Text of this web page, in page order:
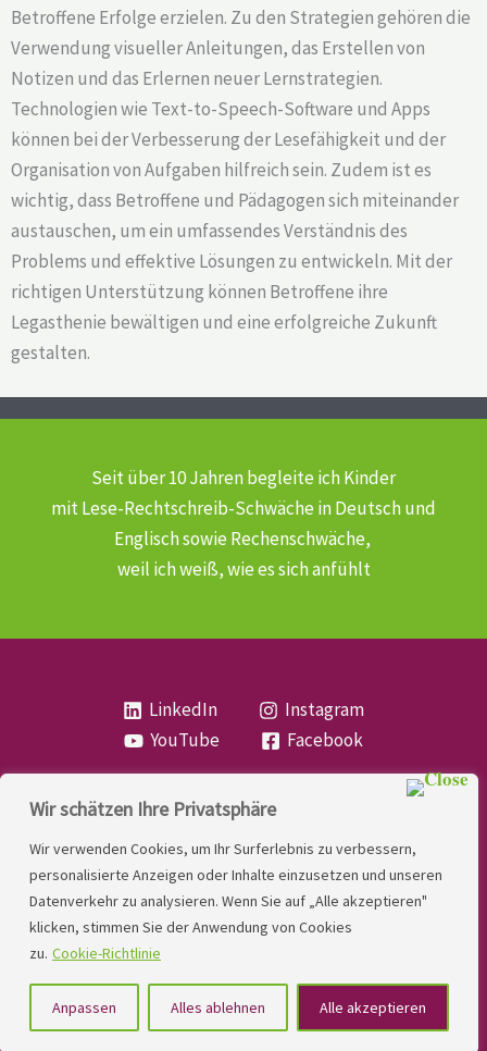
Wir schätzen Ihre Privatsphäre
Wir verwenden Cookies, um Ihr Surferlebnis zu verbessern,
personalisierte Anzeigen oder Inhalte einzusetzen und unseren
Datenverkehr zu analysieren. Wenn Sie auf „Alle akzeptieren"
klicken, stimmen Sie der Anwendung von Cookies
zu. Cookie-Richtlinie
Anpassen Alles ablehnen Alle akzeptieren
Betroffene Erfolge erzielen. Zu den Strategien gehören die
Verwendung visueller Anleitungen, das Erstellen von
Notizen und das Erlernen neuer Lernstrategien.
Technologien wie Text-to-Speech-Software und Apps
können bei der Verbesserung der Lesefähigkeit und der
Organisation von Aufgaben hilfreich sein. Zudem ist es
wichtig, dass Betroffene und Pädagogen sich miteinander
austauschen, um ein umfassendes Verständnis des
Problems und effektive Lösungen zu entwickeln. Mit der
richtigen Unterstützung können Betroffene ihre
Legasthenie bewältigen und eine erfolgreiche Zukunft
gestalten.
Seit über 10 Jahren begleite ich Kinder
mit Lese-Rechtschreib-Schwächein Deutsch und
Englisch sowie Rechenschwäche,
weil ich weiß, wie es sich anfühlt
LinkedIn
Instagram
YouTube
Facebook
LINDNER. 2026 | Powered by
Kontakt
Datenschutzerklärung